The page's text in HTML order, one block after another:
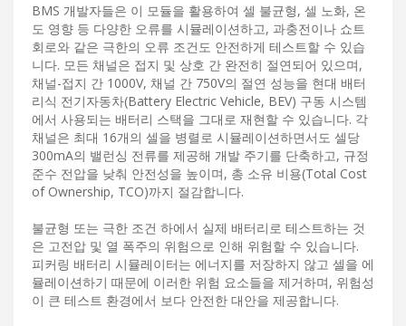
BMS 개발자들은 이 모듈을 활용하여 셀 불균형, 셀 노화, 온
도 영향 등 다양한 오류를 시뮬레이션하고, 과충전이나 쇼트
회로와 같은 극한의 오류 조건도 안전하게 테스트할 수 있습
니다. 모든 채널은 접지 및 상호 간 완전히 절연되어 있으며,
채널-접지 간 1000V, 채널 간 750V의 절연 성능을 현대 배터
리식 전기자동차(Battery Electric Vehicle, BEV) 구동 시스템
에서 사용되는 배터리 스택을 그대로 재현할 수 있습니다. 각
채널은 최대 16개의 셀을 병렬로 시뮬레이션하면서도 셀당
300mA의 밸런싱 전류를 제공해 개발 주기를 단축하고, 규정
준수 전압을 낮춰 안전성을 높이며, 총 소유 비용(Total Cost
of Ownership, TCO)까지 절감합니다.
불균형 또는 극한 조건 하에서 실제 배터리로 테스트하는 것
은 고전압 및 열 폭주의 위험으로 인해 위험할 수 있습니다.
피커링 배터리 시뮬레이터는 에너지를 저장하지 않고 셀을 에
뮬레이션하기 때문에 이러한 위험 요소들을 제거하며, 위험성
이 큰 테스트 환경에서 보다 안전한 대안을 제공합니다.